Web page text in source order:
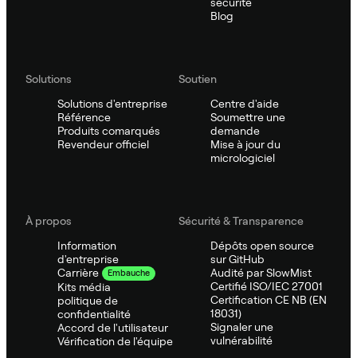
Blog
Solutions
Solutions d'entreprise
Référence
Produits comarqués
Revendeur officiel
Soutien
Centre d'aide
Soumettre une
demande
Mise à jour du
micrologiciel
À propos
Information
d'entreprise
Carrière
Embauche
Kits média
politique de
confidentialité
Accord de l'utilisateur
Vérification de l'équipe
Sécurité & Transparence
Dépôts open source
sur GitHub
Audité par SlowMist
Certifié ISO/IEC 27001
Certification CE NB (EN
18031)
Signaler une
vulnérabilité